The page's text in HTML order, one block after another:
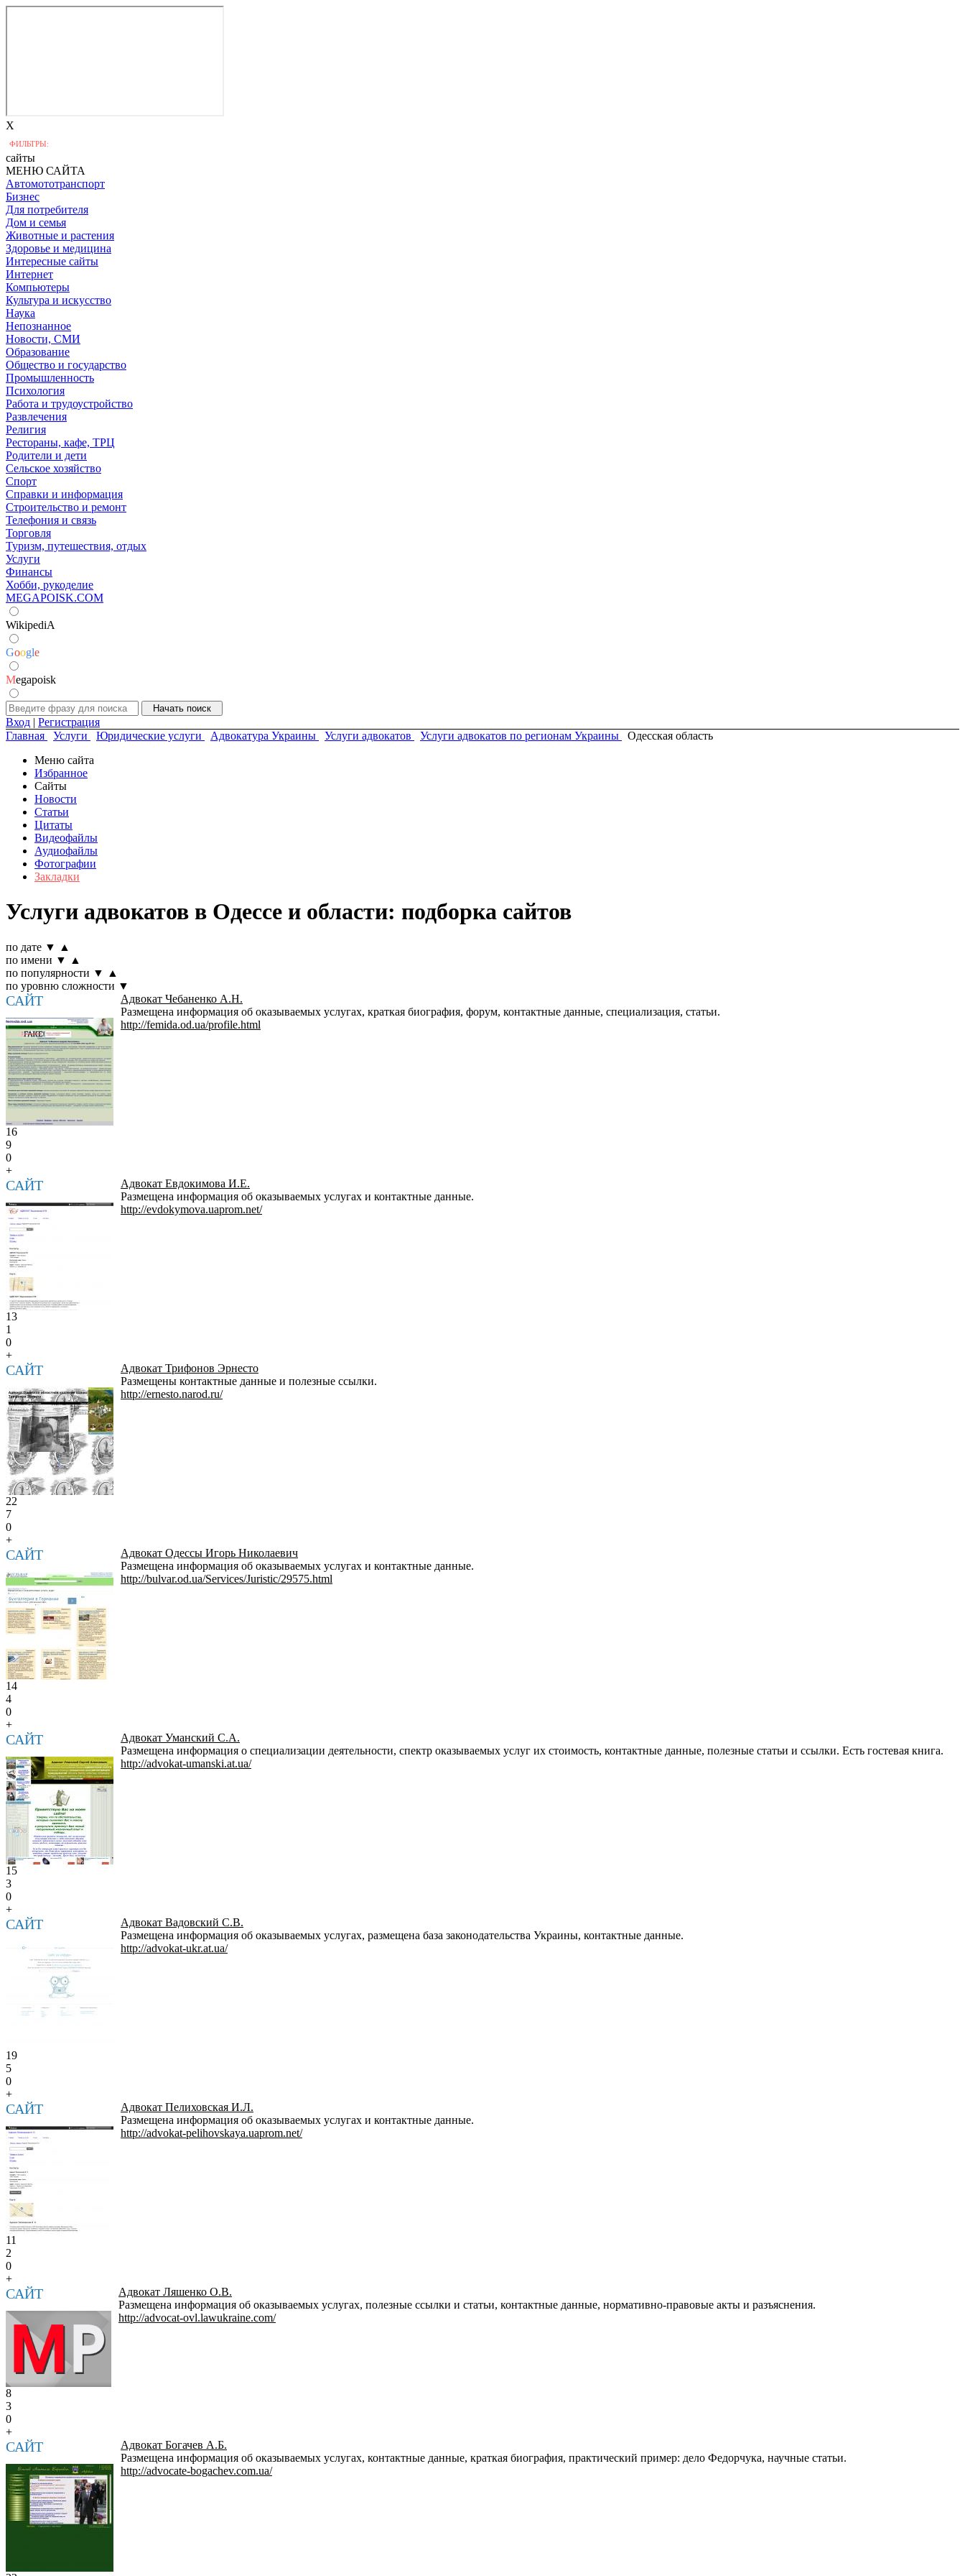
X
ФИЛЬТРЫ:
сайты
МЕНЮ САЙТА
Автомототранспорт
Бизнес
Для потребителя
Дом и семья
Животные и растения
Здоровье и медицина
Интересные сайты
Интернет
Компьютеры
Культура и искусство
Наука
Непознанное
Новости, СМИ
Образование
Общество и государство
Промышленность
Психология
Работа и трудоустройство
Развлечения
Религия
Рестораны, кафе, ТРЦ
Родители и дети
Сельское хозяйство
Спорт
Справки и информация
Строительство и ремонт
Телефония и связь
Торговля
Туризм, путешествия, отдых
Услуги
Финансы
Хобби, рукоделие
MEGAPOISK.COM
WikipediA
Google
Megapoisk
Вход | Регистрация
Главная
Услуги Юридические услуги Адвокатура Украины Услуги адвокатов Услуги адвокатов по регионам Украины
Одесская область
Меню сайта
Избранное
Сайты
Новости
Статьи
Цитаты
Видеофайлы
Аудиофайлы
Фотографии
Закладки
Услуги адвокатов в Одессе и области: подборка сайтов
по дате ▼
▲
по имени ▼
▲
по популярности ▼
▲
по уровню сложности ▼
САЙТ
Адвокат Чебаненко А.Н.
Размещена информация об оказываемых услугах, краткая биография, форум, контактные данные, специализация, статьи.
http://femida.od.ua/profile.html
16
9
0
+
САЙТ
Адвокат Евдокимова И.Е.
Размещена информация об оказываемых услугах и контактные данные.
http://evdokymova.uaprom.net/
13
1
0
+
САЙТ
Адвокат Трифонов Эрнесто
Размещены контактные данные и полезные ссылки.
http://ernesto.narod.ru/
22
7
0
+
САЙТ
Адвокат Одессы Игорь Николаевич
Размещена информация об оказываемых услугах и контактные данные.
http://bulvar.od.ua/Services/Juristic/29575.html
14
4
0
+
САЙТ
Адвокат Уманский С.А.
Размещена информация о специализации деятельности, спектр оказываемых услуг их стоимость, контактные данные, полезные статьи и ссылки. Есть гостевая книга.
http://advokat-umanski.at.ua/
15
3
0
+
САЙТ
Адвокат Вадовский С.В.
Размещена информация об оказываемых услугах, размещена база законодательства Украины, контактные данные.
http://advokat-ukr.at.ua/
19
5
0
+
САЙТ
Адвокат Пелиховская И.Л.
Размещена информация об оказываемых услугах и контактные данные.
http://advokat-pelihovskaya.uaprom.net/
11
2
0
+
САЙТ
Адвокат Ляшенко О.В.
Размещена информация об оказываемых услугах, полезные ссылки и статьи, контактные данные, нормативно-правовые акты и разъяснения.
http://advocat-ovl.lawukraine.com/
8
3
0
+
САЙТ
Адвокат Богачев А.Б.
Размещена информация об оказываемых услугах, контактные данные, краткая биография, практический пример: дело Федорчука, научные статьи.
http://advocate-bogachev.com.ua/